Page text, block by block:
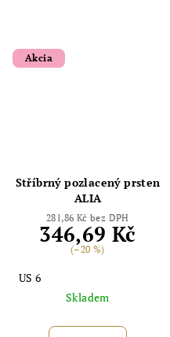
Akcia
Stříbrný pozlacený prsten
ALIA
281,86 Kč bez DPH
346,69 Kč
(–20 %)
US 6
Skladem